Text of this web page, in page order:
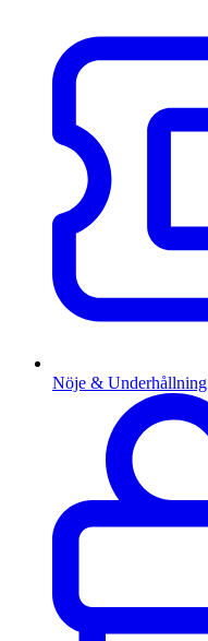
Nöje & Underhållning